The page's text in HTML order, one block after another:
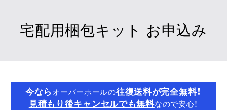
宅配用梱包キット お申込み
今なら オーバーホールの往復送料が完全無料！
見積もり後キャンセルでも無料なので安心！